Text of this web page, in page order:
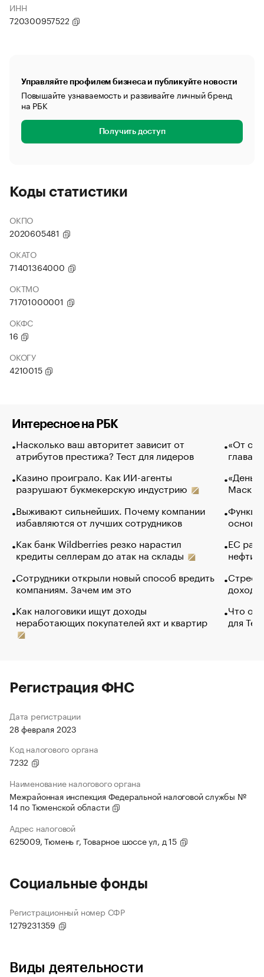
ИНН
720300957522
Управляйте профилем бизнеса и публикуйте новости
Повышайте узнаваемость и развивайте личный бренд
на РБК
Получить доступ
Коды статистики
ОКПО
2020605481
ОКАТО
71401364000
ОКТМО
71701000001
ОКФС
16
ОКОГУ
4210015
Интересное на РБК
Насколько ваш авторитет зависит от
атрибутов престижа? Тест для лидеров
Казино проиграло. Как ИИ-агенты
разрушают букмекерскую индустрию
Выживают сильнейших. Почему компании
избавляются от лучших сотрудников
Как банк Wildberries резко нарастил
кредиты селлерам до атак на склады
Сотрудники открыли новый способ вредить
компаниям. Зачем им это
Как налоговики ищут доходы
неработающих покупателей яхт и квартир
«От
глава
Маск в
основ
ЕС
нефти
Что
для
Регистрация ФНС
Дата регистрации
28 февраля 2023
Код налогового органа
7232
Наименование налогового органа
Межрайонная инспекция Федеральной налоговой службы №
14 по Тюменской области
Адрес налоговой
625009, Тюмень г, Товарное шоссе ул, д 15
Социальные фонды
Регистрационный номер СФР
1279231359
Виды деятельности